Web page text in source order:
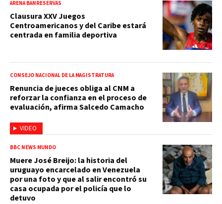
ARENA BANRESERVAS
Clausura XXV Juegos
Centroamericanos y del Caribe estará
centrada en familia deportiva
VIDEO
CONSEJO NACIONAL DE LA MAGISTRATURA
Renuncia de jueces obliga al CNM a
reforzar la confianza en el proceso de
evaluación, afirma Salcedo Camacho
BBC NEWS MUNDO
Muere José Breijo: la historia del
uruguayo encarcelado en Venezuela
por una foto y que al salir encontró su
casa ocupada por el policía que lo
detuvo